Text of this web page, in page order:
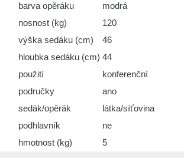
barva opěráku
modrá
nosnost (kg)
120
výška sedáku (cm)
46
hloubka sedáku (cm) 44
použití
konferenční
područky
ano
sedák/opěrák
látka/síťovina
podhlavník
ne
hmotnost (kg)
5